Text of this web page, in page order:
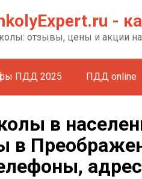
-
отзывы, цены и акции на
ПДД 2025 ПДД online
в
в